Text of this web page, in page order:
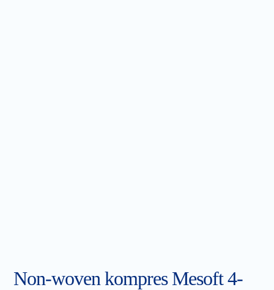
Non-woven kompres Mesoft 4-